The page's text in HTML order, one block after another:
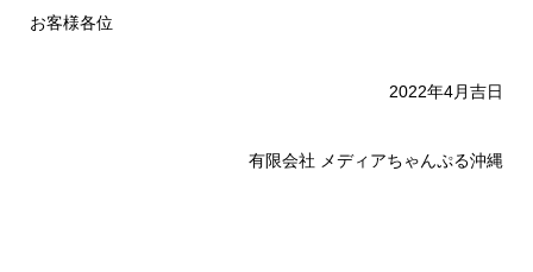
お客様各位
2022年4月吉日
有限会社 メディアちゃんぷる沖縄